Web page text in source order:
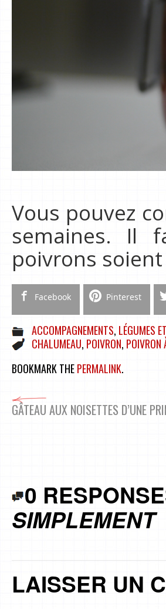
Vous pouvez
semaines. Il
poivrons
Facebook Pinterest
ACCOMPAGNEMENTS, LÉGUMES
CHALUMEAU, POIVRON, POIVRON
BOOKMARK THEPERMALINK.
GÂTEAU AUX NOISETTES D’UNE
0
SIMPLEMENT
LAISSER UN